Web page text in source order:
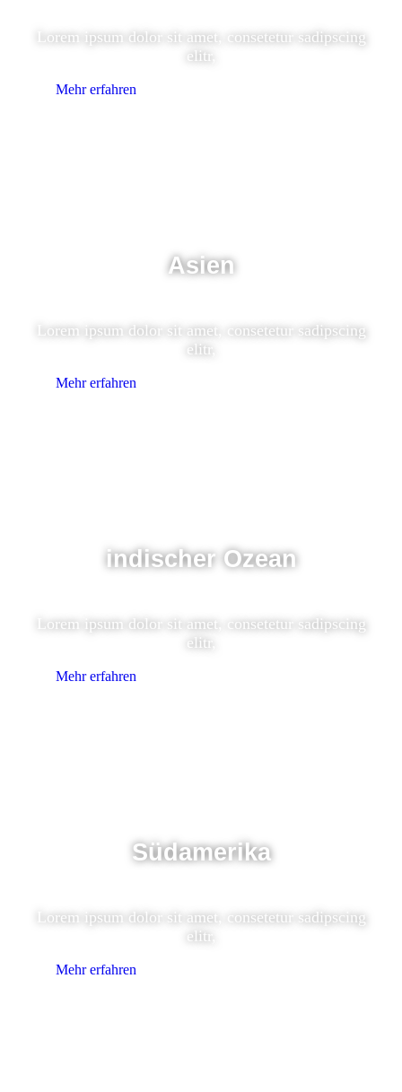
Lorem ipsum dolor sit amet, consetetur sadipscing
elitr,
Mehr erfahren
Asien
Lorem ipsum dolor sit amet, consetetur sadipscing
elitr,
Mehr erfahren
indischer Ozean
Lorem ipsum dolor sit amet, consetetur sadipscing
elitr,
Mehr erfahren
Südamerika
Lorem ipsum dolor sit amet, consetetur sadipscing
elitr,
Mehr erfahren